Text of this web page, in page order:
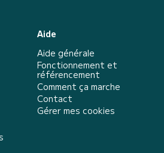
Aide
Aide générale
Fonctionnement et
référencement
Comment ça marche
Contact
Gérer mes cookies